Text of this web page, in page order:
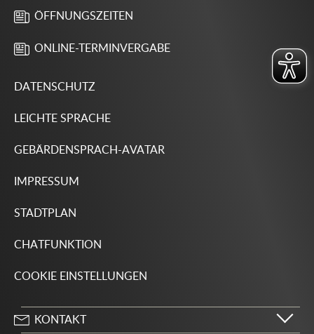
ÖFFNUNGSZEITEN
ONLINE-TERMINVERGABE
DATENSCHUTZ
LEICHTE SPRACHE
GEBÄRDENSPRACH-AVATAR
IMPRESSUM
STADTPLAN
CHATFUNKTION
COOKIE EINSTELLUNGEN
KONTAKT